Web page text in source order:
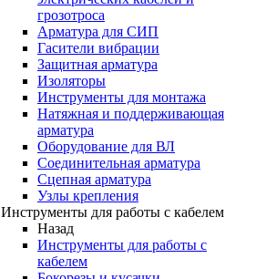
грозотроса
Арматура для СИП
Гасители вибрации
Защитная арматура
Изоляторы
Инструменты для монтажа
Натяжная и поддерживающая
арматура
Оборудование для ВЛ
Соединительная арматура
Сцепная арматура
Узлы крепления
Инструменты для работы с кабелем
Назад
Инструменты для работы с
кабелем